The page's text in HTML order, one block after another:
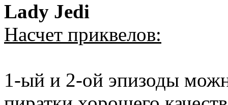
Lady Jedi
Насчет приквелов:
1-ый и 2-ой эпизоды